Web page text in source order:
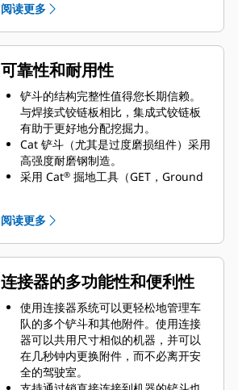
可以快速铲挖物料，提高了机器的整
体工作效率。
您可在更短的时间内装载更多的物
料。铲斗形状和侧挡板精心设计而
成，让您每次装载都可将大部分物料
保留在铲斗内。
阅读更多
可靠性和耐用性
铲斗的结构完整性值得您长期信赖。
与焊接式铰链板相比，集成式铰链板
有助于更好地分配挖掘力。
Cat 铲斗（尤其是过度磨损组件）采用
高强度耐磨钢制造。
采用 Cat® 掘地工具（GET，Ground
助于保持铲斗中接触和穿透物料最多
的几个部分。
通过为您的铲斗和应用组合选择合适
的 GET 来降低维护成本。
铲斗齿尖提供多种选择，确保适合您
的具体应用需求。无论您是需要清
理、平整地面还是挖掘坚硬的磨蚀性
物料，我们都可以提供相应的铲尖解
决方案。
阅读更多
连接器的多功能性和便利性
使用连接器系统可以更轻松地管理车
队的多个铲斗和其他附件。使用连接
器可以共用尺寸相似的机器，并可以
在几秒钟内更换附件，而不必离开安
全的驾驶室。